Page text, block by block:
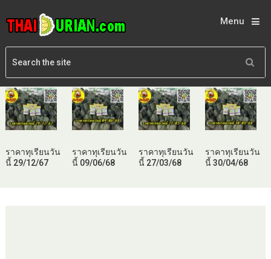
Menu
ราคาทุเรียนวัน
นี้ 29/12/67
ราคาทุเรียนวัน
นี้ 09/06/68
ราคาทุเรียนวัน
นี้ 27/03/68
ราคาทุเรียนวัน
นี้ 30/04/68